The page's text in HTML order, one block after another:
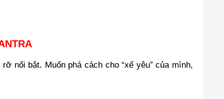
nổi bật. Muốn phá cách cho “xế yêu” của mình,